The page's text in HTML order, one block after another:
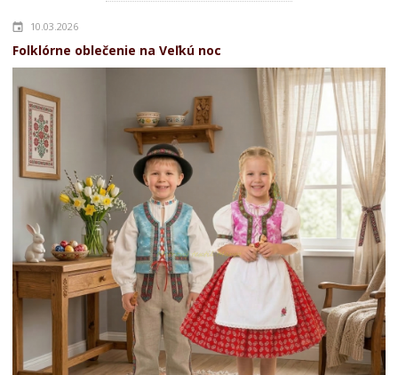
10.03.2026
Folklórne oblečenie na Veľkú noc